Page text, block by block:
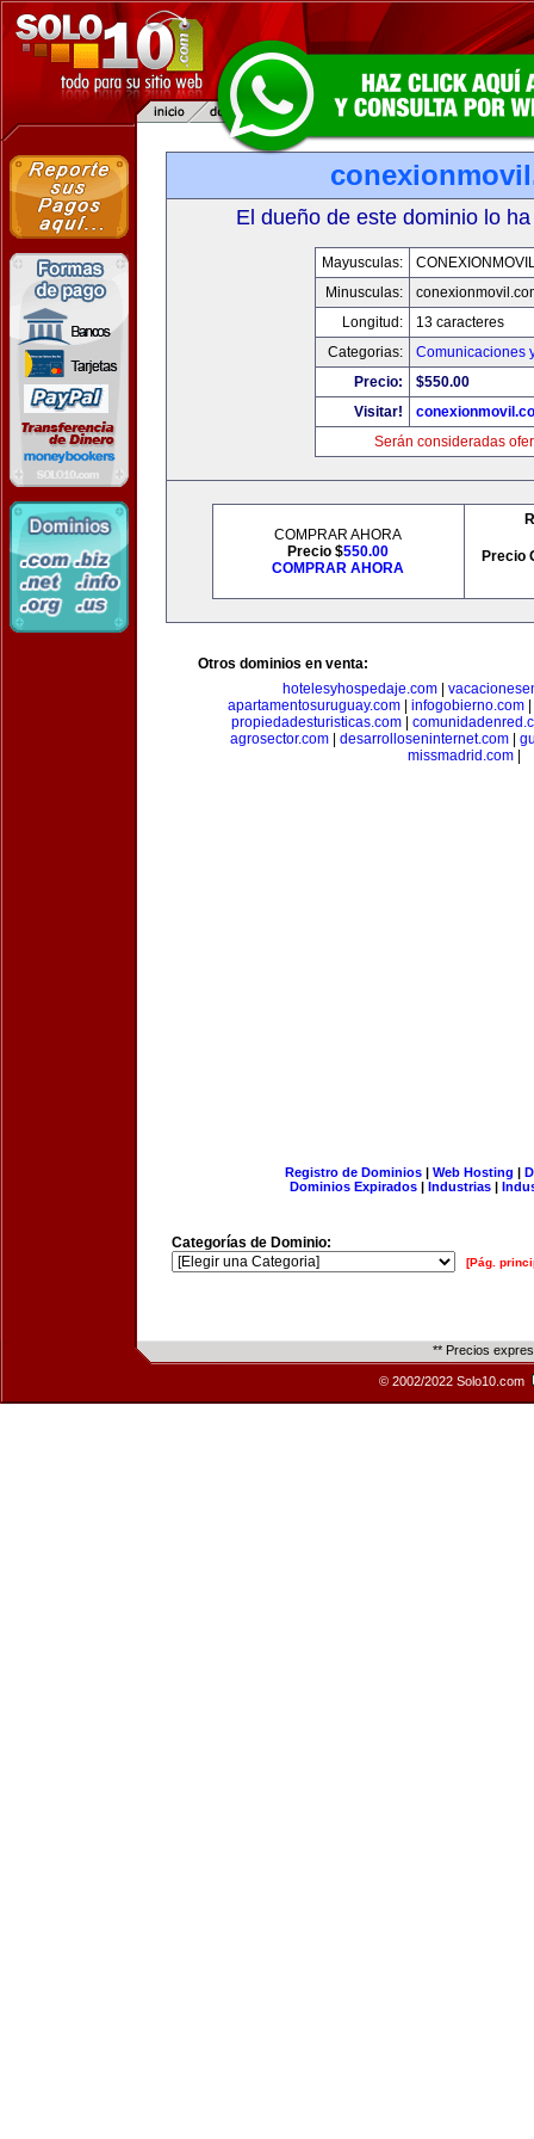
El dueño de este dominio lo
Mayusculas:
Minusculas:
Longitud:
13 caracteres
Categorias:
Comunicaciones
Precio:
$550.00
Visitar!
Serán consideradas
COMPRAR AHORA
Precio $550.00
COMPRAR AHORA
Precio
Otros dominios en venta:
hotelesyhospedaje.com
apartamentosuruguay.com
infogobierno.com
propiedadesturisticas.com|
agrosector.com
desarrolloseninternet.com
missmadrid.com|
Registro de Dominios| Web Hosting |
Dominios Expirados | Industrias |
Categorías de Dominio:
[Pág.
** Precios
© 2002/2022 Solo10.com